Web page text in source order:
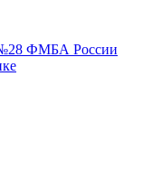
ФМБА России